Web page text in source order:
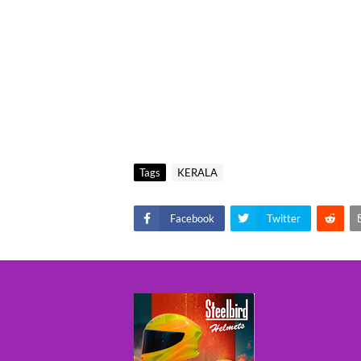
Tags KERALA
Facebook Twitter